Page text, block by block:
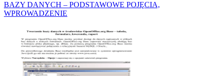
BAZY DANYCH – PODSTAWOWE POJĘCIA,
WPROWADZENIE